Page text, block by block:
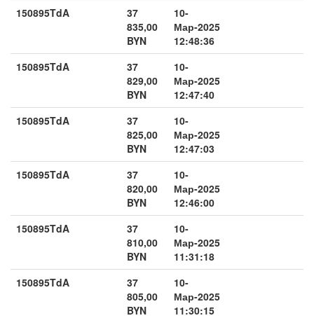
150895TdA
37
835,00
BYN
10-
Мар-2025
12:48:36
150895TdA
37
829,00
BYN
10-
Мар-2025
12:47:40
150895TdA
37
825,00
BYN
10-
Мар-2025
12:47:03
150895TdA
37
820,00
BYN
10-
Мар-2025
12:46:00
150895TdA
37
810,00
BYN
10-
Мар-2025
11:31:18
150895TdA
37
805,00
BYN
10-
Мар-2025
11:30:15